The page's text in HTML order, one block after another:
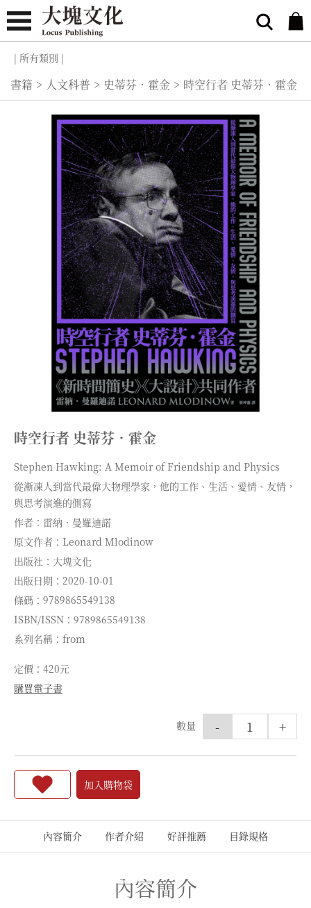
| 所有類別 |
書籍 > 人文科普 > 史蒂芬．霍金 > 時空行者 史蒂芬．霍金
時空行者 史蒂芬．霍金
Stephen Hawking: A Memoir of Friendship and Physics
從漸凍人到當代最偉大物理學家，他的工作、生活、愛情、友情，
與思考演進的側寫
作者：雷納．曼羅迪諾
原文作者：Leonard Mlodinow
出版社：大塊文化
出版日期：2020-10-01
條碼：9789865549138
ISBN/ISSN：9789865549138
系列名稱：from
定價：420元
購買電子書
數量 +
-
加入購物袋
內容簡介 作者介紹 好評推薦 目錄規格
內容簡介